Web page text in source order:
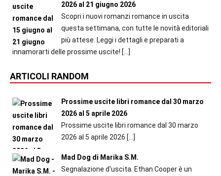
2026 al 21 giugno 2026
Scopri i nuovi romanzi romance in uscita
questa settimana, con tutte le novità editoriali
più attese. Leggi i dettagli e preparati a
innamorarti delle prossime uscite! […]
ARTICOLI RANDOM
Prossime uscite libri romance dal 30 marzo
2026 al 5 aprile 2026
Prossime uscite libri romance dal 30 marzo
2026 al 5 aprile 2026 […]
Mad Dog di Marika S.M.
Segnalazione d'uscita. Ethan Cooper è un